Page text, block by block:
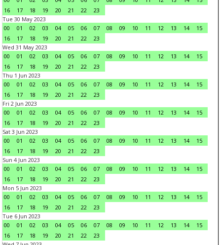
16
17 18 19 20 21 22
23
Tue 30 May 2023
00
01 02 03 04 05 06 07 08 09 10 11 12 13 14
15
16
17 18 19 20 21 22
23
Wed 31 May 2023
00
01 02 03 04 05 06 07 08 09 10 11 12 13 14
15
16
17 18 19 20 21 22
23
Thu 1 Jun 2023
00
01 02 03 04 05 06 07 08 09 10 11 12 13 14
15
16
17 18 19 20 21 22
23
Fri 2 Jun 2023
00
01 02 03 04 05 06 07 08 09 10 11 12 13 14
15
16
17 18 19 20 21 22
23
Sat 3 Jun 2023
00
01 02 03 04 05 06 07 08 09 10 11 12 13 14
15
16
17 18 19 20 21 22
23
Sun 4 Jun 2023
00
01 02 03 04 05 06 07 08 09 10 11 12 13 14
15
16
17 18 19 20 21 22
23
Mon 5 Jun 2023
00
01 02 03 04 05 06 07 08 09 10 11 12 13 14
15
16
17 18 19 20 21 22
23
Tue 6 Jun 2023
00
01 02 03 04 05 06 07 08 09 10 11 12 13 14
15
16
17 18 19 20 21 22
23